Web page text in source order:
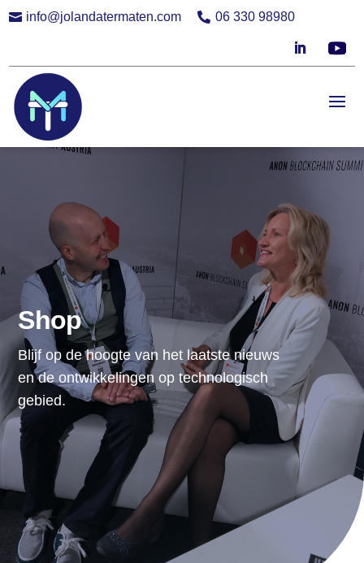
 info@jolandatermaten.com  06 330 98980
Shop
Blijf op de hoogte van het laatste nieuws
en de ontwikkelingen op technologisch
gebied.